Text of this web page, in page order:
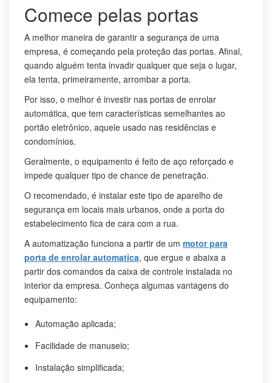
Comece pelas portas
A melhor maneira de garantir a segurança de uma
empresa, é começando pela proteção das portas. Afinal,
quando alguém tenta invadir qualquer que seja o lugar,
ela tenta, primeiramente, arrombar a porta.
Por isso, o melhor é investir nas portas de enrolar
automática, que tem características semelhantes ao
portão eletrônico, aquele usado nas residências e
condomínios.
Geralmente, o equipamento é feito de aço reforçado e
impede qualquer tipo de chance de penetração.
O recomendado, é instalar este tipo de aparelho de
segurança em locais mais urbanos, onde a porta do
estabelecimento fica de cara com a rua.
A automatização funciona a partir de um motor para
porta de enrolar automatica, que ergue e abaixa a
partir dos comandos da caixa de controle instalada no
interior da empresa. Conheça algumas vantagens do
equipamento:
Automação aplicada;
Facilidade de manuseio;
Instalação simplificada;